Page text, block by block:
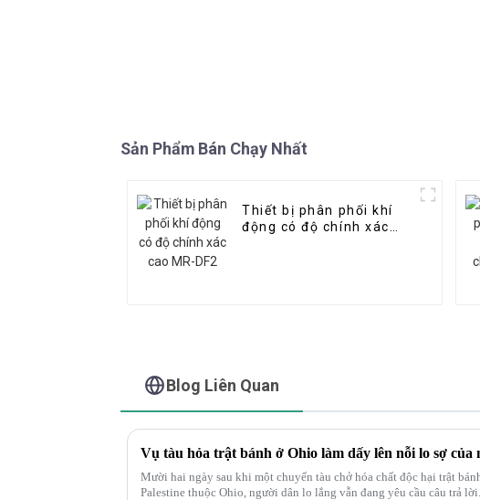
Sản Phẩm Bán Chạy Nhất
Thiết bị phân phối khí
động có độ chính xác
Blog Liên Quan
Mười hai ngày sau khi một chuyến tàu chở hóa chất độc hại trật
Palestine thuộc Ohio, người dân lo lắng vẫn đang yêu cầu câu trả